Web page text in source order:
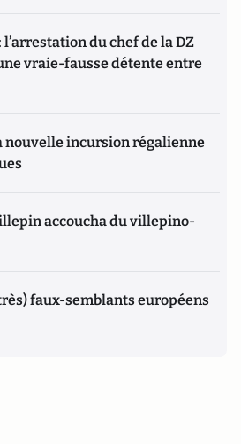
du chef de la DZ
vraie-fausse détente entre
nouvelle incursion régalienne
accoucha du villepino-
faux-semblants européens